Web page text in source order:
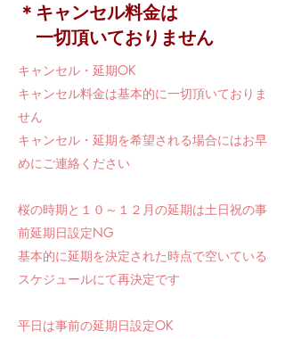
​＊キャンセル料金は
一切頂いておりません
キャンセル・延期OK
​キャンセル料金は基本的に一切頂いておりま
せん
キャンセル・延期を希望される場合にはお早
めにご連絡ください
桜の時期と１０～１２月の延期は土日祝の事
前延期日設定NG
基本的に延期を決定された時点で空いている
スケジュールにて再決定です
平日は事前の延期日設定OK